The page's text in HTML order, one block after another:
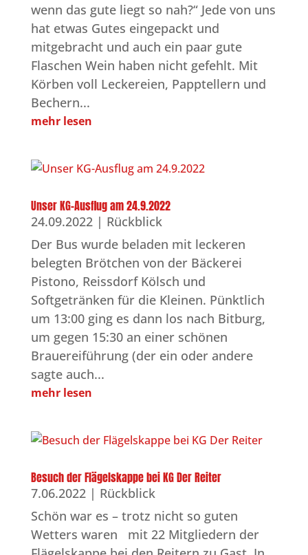
wenn das gute liegt so nah?“ Jede von uns
hat etwas Gutes eingepackt und
mitgebracht und auch ein paar gute
Flaschen Wein haben nicht gefehlt. Mit
Körben voll Leckereien, Papptellern und
Bechern...
mehr lesen
Unser KG-Ausflug am 24.9.2022
24.09.2022| Rückblick
Der Bus wurde beladen mit leckeren
belegten Brötchen von der Bäckerei
Pistono, Reissdorf Kölsch und
Softgetränken für die Kleinen. Pünktlich
um 13:00 ging es dann los nach Bitburg,
um gegen 15:30 an einer schönen
Brauereiführung (der ein oder andere
sagte auch...
mehr lesen
Besuch der Flägelskappe bei KG Der Reiter
7.06.2022| Rückblick
Schön war es – trotz nicht so guten
Wetters waren mit 22 Mitgliedern der